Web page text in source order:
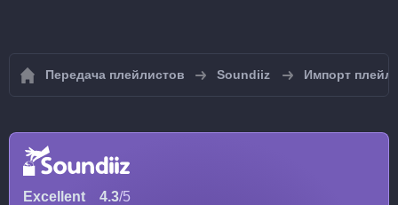
Передача плейлистов Soundiiz Импорт
Excellent 4.3/5